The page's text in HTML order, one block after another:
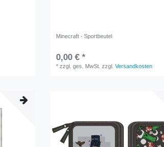
Minecraft - Sportbeutel
0,00 € *
*zzgl. ges. MwSt. zzgl.Versandkosten